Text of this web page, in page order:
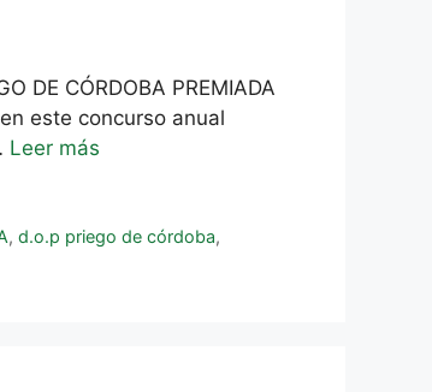
DE CÓRDOBA PREMIADA
en este concurso anual
Leer más
,d.o.p priego de córdoba,